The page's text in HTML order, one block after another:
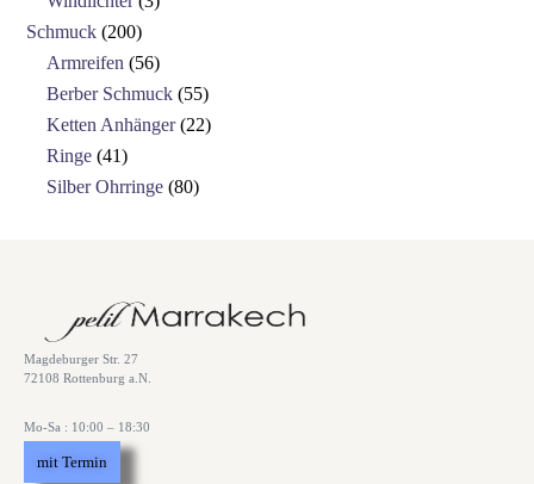
Schmuck 200
Armreifen
56
Berber Schmuck 55
Ketten Anhänger 22
Ringe 41
Silber Ohrringe 80
Magdeburger Str. 27
72108 Rottenburg a.N.
Mo-Sa : 10:00 – 18:30
mit Termin